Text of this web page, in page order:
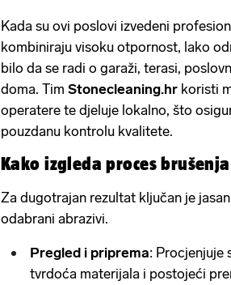
Kada su ovi poslovi izvedeni
kombiniraju visoku otpornost, lako
bilo da se radi o garaži, terasi,
doma. Tim Stonecleaning.hr koristi
operatere te djeluje lokalno, što
pouzdanu kontrolu kvalitete.
Kako izgleda proces
Za dugotrajan rezultat ključan je
odabrani abrazivi.
Pregled i priprema: Procjenjuje
tvrdoća materijala i postojeći